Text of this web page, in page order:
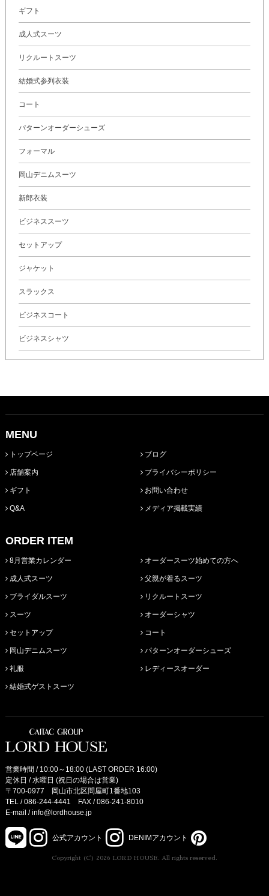
ギフト
成人式スーツ
リクルートスーツ
結婚式参列衣装
コート
パターンオーダーシューズ
フォーマル
岡山デニムスーツ
新郎衣装
ビジネススーツ
セットアップ
ジャケット
スラックス
ビジネスコート
ビジネスシャツ
MENU
トップページ
店舗案内
ギフト
Q&A
ブログ
プライバシーポリシー
お問い合わせ
メディア掲載実績
ORDER ITEM
8月営業カレンダー
成人式スーツ
ブライダルスーツ
スーツ
セットアップ
岡山デニムスーツ
礼服
結婚式ゲストスーツ
オーダースーツ始めての方へ
父親が着るスーツ
リクルートスーツ
オーダーシャツ
コート
パターンオーダーシューズ
レディースオーダー
営業時間 / 10:00～18:00 (LAST ORDER 16:00)
定休日 / 水曜日 (祝日の場合は営業)
〒700-0977 岡山市北区問屋町1番地103
TEL /086-244-4441 FAX / 086-241-8010
E-mail /info@lordhouse.jp
公式アカウント DENIMアカウント
Copyright (C) 2026 LORD HOUSE. All rights reserved.